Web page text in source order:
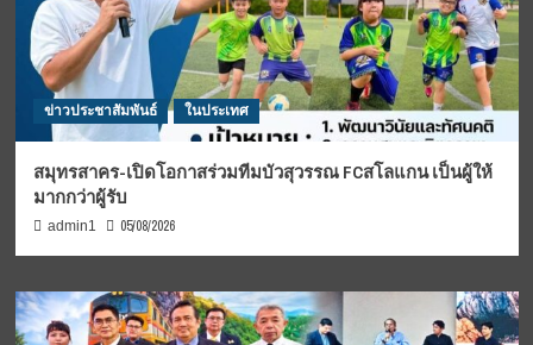
ข่าวประชาสัมพันธ์ ในประเทศ
สมุทรสาคร-เปิดโอกาสร่วมทีมบัวสุวรรณ FCสโลแกน เป็นผู้ให้
มากกว่าผู้รับ
admin1 05/08/2026